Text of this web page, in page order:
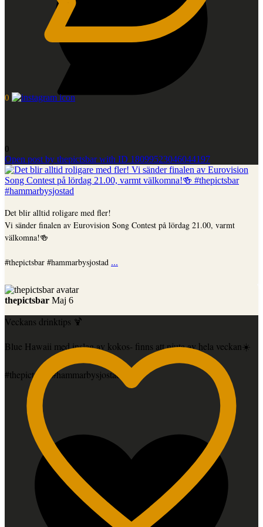
0
0
Open post by thepictsbar with ID 18099523046044197
Det blir alltid roligare med fler!
Vi sänder finalen av Eurovision Song Contest på lördag 21.00, varmt
välkomna!🍻
#thepictsbar #hammarbysjostad ...
thepictsbar Maj 6
Veckans drinktips 🍹
Blue Hawaii med inslag av kokos- finns att njuta av hela veckan☀️
#thepictsbar #hammarbysjostad